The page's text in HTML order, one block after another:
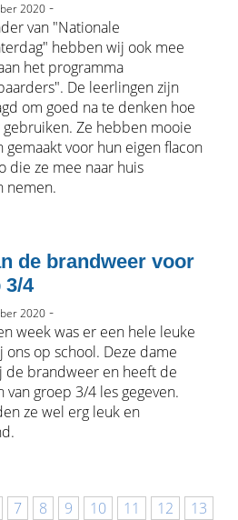
2020 -
van "Nationale
hebben wij ook mee
het programma
De leerlingen zijn
om goed na te denken hoe
Ze hebben mooie
gemaakt voor hun eigen flacon
die ze mee naar huis
nemen.
de brandweer voor
3/4
2020 -
week was er een hele leuke
ons op school. Deze dame
de brandweer en heeft de
van groep 3/4 les gegeven.
ze wel erg leuk en
7 8 9 10 11 12
13